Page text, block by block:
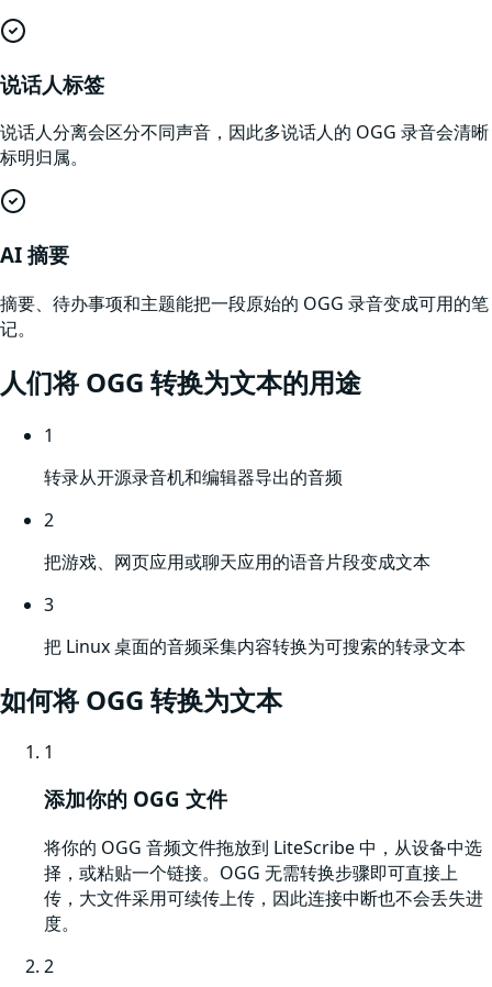
说话人标签
说话人分离会区分不同声音，因此多说话人的 OGG 录音会清晰
标明归属。
AI 摘要
摘要、待办事项和主题能把一段原始的 OGG 录音变成可用的笔
记。
人们将 OGG 转换为文本的用途
1
转录从开源录音机和编辑器导出的音频
2
把游戏、网页应用或聊天应用的语音片段变成文本
3
把 Linux 桌面的音频采集内容转换为可搜索的转录文本
如何将 OGG 转换为文本
1
添加你的 OGG 文件
将你的 OGG 音频文件拖放到 LiteScribe 中，从设备中选
择，或粘贴一个链接。OGG 无需转换步骤即可直接上
传，大文件采用可续传上传，因此连接中断也不会丢失进
度。
2